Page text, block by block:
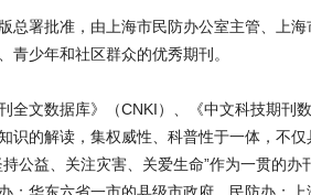
总署批准，由上海市民防办公室主管、上
青少年和社区群众的优秀期刊。
全文数据库》（CNKI）、《中文科技期刊
识的解读，集权威性、科普性于一体，不
公益、关注灾害、关爱生命”作为一贯的